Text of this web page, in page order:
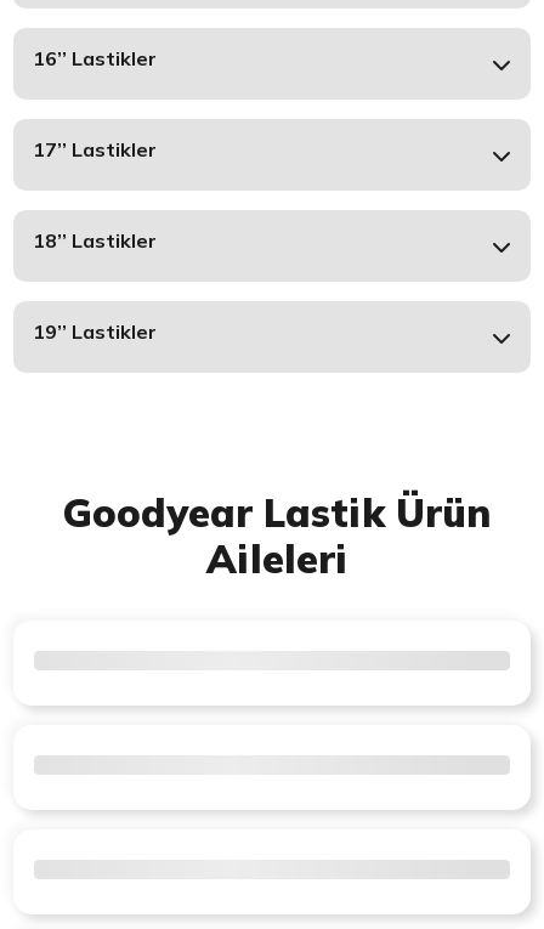
16’’ Lastikler
17’’ Lastikler
18’’ Lastikler
19’’ Lastikler
Goodyear Lastik Ürün
Aileleri